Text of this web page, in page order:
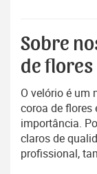
Sobre
de flores
O velório é um
coroa de flores
importância.
claros de
profissional,